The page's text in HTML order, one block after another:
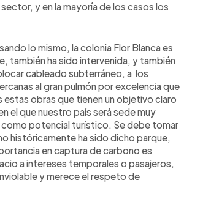
y en la mayoría de los casos los
lo mismo, la colonia Flor Blanca es
también ha sido intervenida, y también
cableado subterráneo, a los
al gran pulmón por excelencia que
estas obras que tienen un objetivo claro
el que nuestro país será sede muy
potencial turístico. Se debe tomar
históricamente ha sido dicho parque,
en captura de carbono es
a intereses temporales o pasajeros,
y merece el respeto de